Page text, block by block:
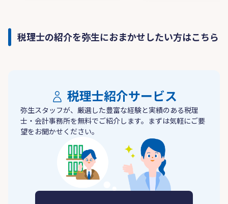
税理士の紹介を弥生におまかせしたい方はこちら
税理士紹介サービス
弥生スタッフが、厳選した豊富な経験と実績のある税理
士・会計事務所を無料でご紹介します。まずは気軽にご要
望をお聞かせください。